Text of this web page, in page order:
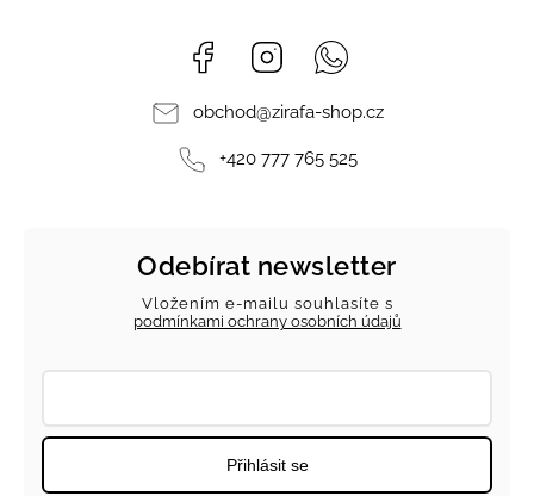
Facebook Instagram
obchod@zirafa-shop.cz
+420 777 765 525
Odebírat newsletter
Vložením e-mailu souhlasíte s
podmínkami ochrany osobních údajů
Přihlásit se